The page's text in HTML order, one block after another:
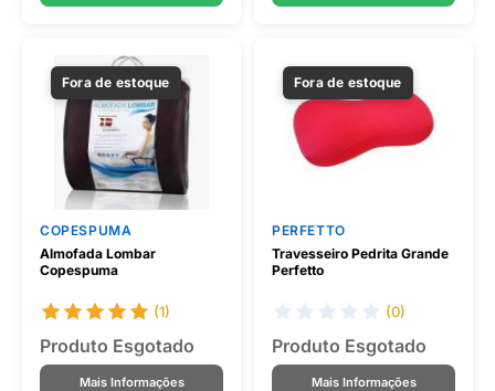
Fora de estoque
COPESPUMA
Almofada Lombar
Copespuma
(1)
Produto Esgotado
Mais Informações
Fora de estoque
PERFETTO
Travesseiro Pedrita Grande
Perfetto
(0)
Produto Esgotado
Mais Informações